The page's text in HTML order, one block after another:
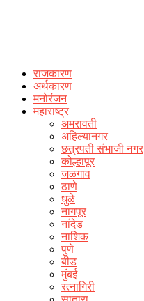
राजकारण
अर्थकारण
मनोरंजन
महाराष्ट्र
अमरावती
अहिल्यानगर
छत्रपती संभाजी नगर
कोल्हापूर
जळगाव
ठाणे
धुळे
नागपूर
नांदेड
नाशिक
पुणे
बीड
मुंबई
रत्नागिरी